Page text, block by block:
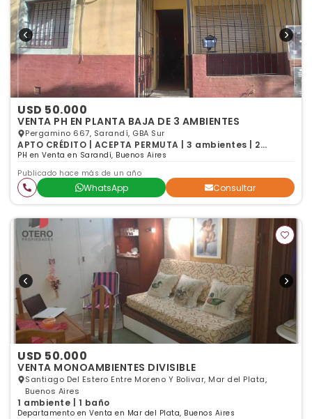
USD 50.000
VENTA PH EN PLANTA BAJA DE 3 AMBIENTES
Pergamino 667, Sarandí, GBA Sur
APTO CRÉDITO | ACEPTA PERMUTA | 3 ambientes | 2
dormitorios | 1 baño
PH en Venta en Sarandí, Buenos Aires
Publicado hace más de un año
WhatsApp Consultar
USD 50.000
VENTA MONOAMBIENTES DIVISIBLE
Santiago Del Estero Entre Moreno Y Bolivar, Mar del Plata,
Buenos Aires
1 ambiente | 1 baño
Departamento en Venta en Mar del Plata, Buenos Aires